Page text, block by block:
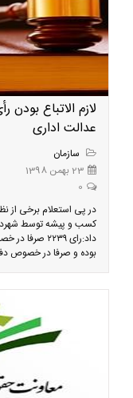
عدالت اداری
سازمان
23 بهمن 1398
0
در پی استعلام برخی از
کسب و پیشه توسط
داد:رای
بوده و صرفا در خصوص